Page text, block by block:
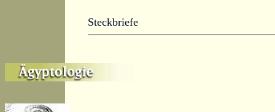
Steckbriefe